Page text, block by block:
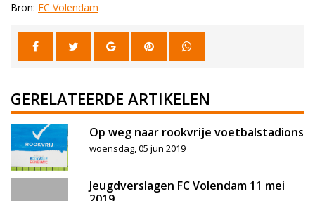
Bron: FC Volendam
GERELATEERDE ARTIKELEN
Op weg naar rookvrije voetbalstadions
woensdag, 05 jun 2019
Jeugdverslagen FC Volendam 11 mei